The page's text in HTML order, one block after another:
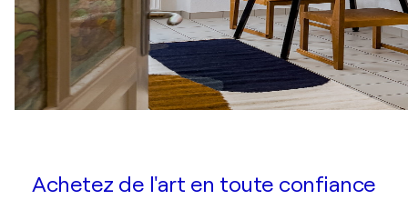
Achetez de l'art en toute confiance